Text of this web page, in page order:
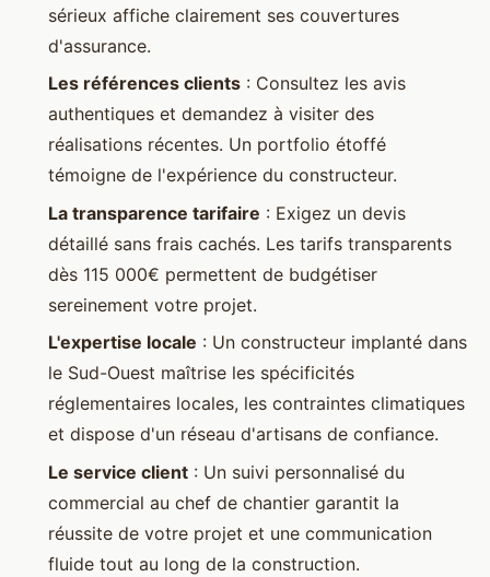
sérieux affiche clairement ses couvertures
d'assurance.
Les références clients : Consultez les avis
authentiques et demandez à visiter des
réalisations récentes. Un portfolio étoffé
témoigne de l'expérience du constructeur.
La transparence tarifaire : Exigez un devis
détaillé sans frais cachés. Les tarifs transparents
dès 115 000€ permettent de budgétiser
sereinement votre projet.
L'expertise locale : Un constructeur implanté dans
le Sud-Ouest maîtrise les spécificités
réglementaires locales, les contraintes climatiques
et dispose d'un réseau d'artisans de confiance.
Le service client : Un suivi personnalisé du
commercial au chef de chantier garantit la
réussite de votre projet et une communication
fluide tout au long de la construction.